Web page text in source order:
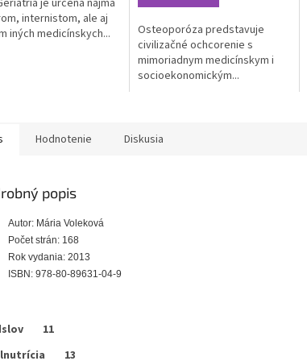
je určená najmä
internistom, ale aj
iných medicínskych...
z
5
hviezdičiek.
Osteoporóza predstavuje
civilizačné ochcorenie s
mimoriadnym medicínskym i
socioekonomickým...
Hodnotenie Diskusia
popis
Autor: Mária Voleková
Počet strán: 168
Rok vydania: 2013
ISBN: 978-80-89631-04-9
11
13